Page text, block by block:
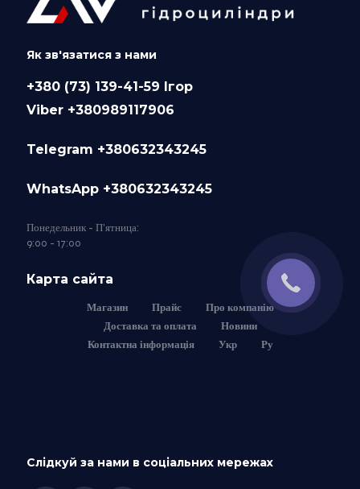
Як зв'язатися з нами
+380 (73) 139-41-59 Ігор
Viber +380989117906
Telegram +380632343245
WhatsApp +380632343245
Понедельник - П'ятница:
9:00 - 17:00
Карта сайта
Магазин Прайс
Про компанію
Доставка та оплата
Новини
Контактна інформація
Укр Ру
Слідкуй за нами в соціальних мережах